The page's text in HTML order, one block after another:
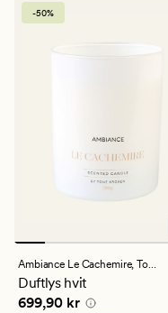
-50%
Ambiance Le Cachemire,Tone Kroken
Duftlys hvit
Pris 699,90 kr
699,90 kr